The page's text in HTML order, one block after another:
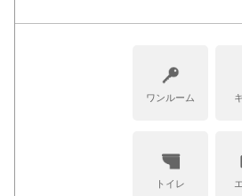
ワンルーム
トイレ